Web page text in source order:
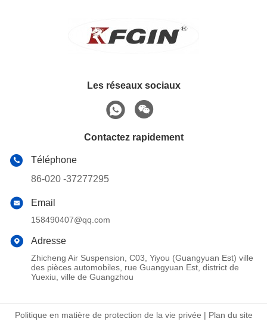
Les réseaux sociaux
Contactez rapidement
Téléphone
86-020 -37277295
Email
158490407@qq.com
Adresse
Zhicheng Air Suspension, C03, Yiyou (Guangyuan Est) ville
des pièces automobiles, rue Guangyuan Est, district de
Yuexiu, ville de Guangzhou
Politique en matière de protection de la vie privée | Plan du site